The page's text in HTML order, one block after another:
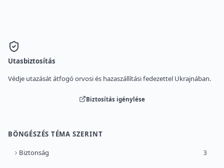
Utasbiztosítás
Védje utazását átfogó orvosi és hazaszállítási fedezettel Ukrajnában.
Biztosítás igénylése
BÖNGÉSZÉS TÉMA SZERINT
Biztonság 3